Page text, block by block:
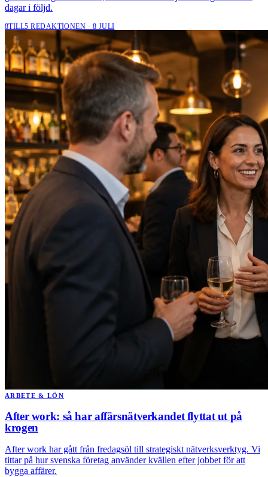
dagar i följd.
8TILL5 REDAKTIONEN · 8 JULI
ARBETE & LÖN
After work: så har affärsnätverkandet flyttat ut på
krogen
After work har gått från fredagsöl till strategiskt nätverksverktyg. Vi
tittar på hur svenska företag använder kvällen efter jobbet för att
bygga affärer.